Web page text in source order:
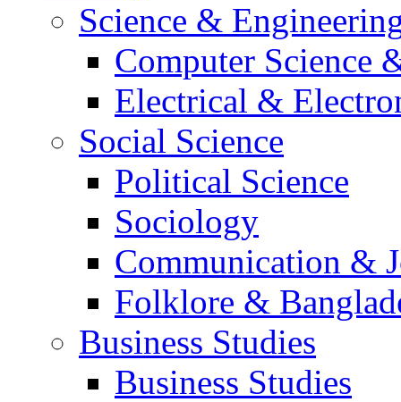
Science &
Computer Science
Electrical &
Social Science
Political Science
Sociology
Communication &
Folklore &
Business Studies
Business Studies